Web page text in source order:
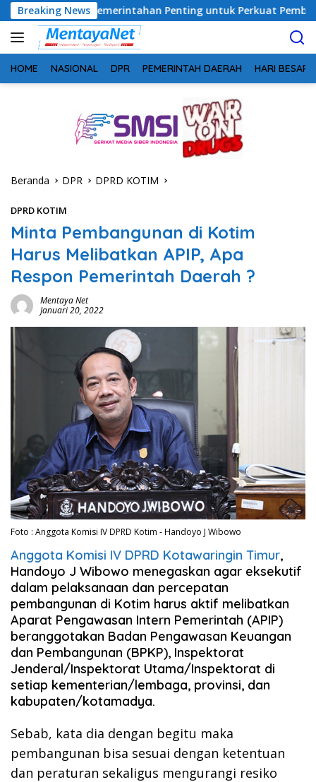
Langsung
ke
konten
Breaking NewsPenting untuk Perkuat Pembangunan Desa
HOME NASIONAL DPR PEMERINTAH DAERAH HARI BESAR
Beranda DPR DPRD KOTIM
DPRD KOTIM
Minta Pembangunan di Kotim
Harus Melibatkan APIP, Apa
Respon Pemerintah Daerah ?
Mentaya Net
Januari 20, 2022
Foto : Anggota Komisi IV DPRD Kotim - Handoyo J Wibowo
Anggota Komisi IV DPRD Kotawaringin Timur,
Handoyo J Wibowo menegaskan agar eksekutif
dalam pelaksanaan dan percepatan
pembangunan di Kotim harus aktif melibatkan
Aparat Pengawasan Intern Pemerintah (APIP)
beranggotakan Badan Pengawasan Keuangan
dan Pembangunan (BPKP), Inspektorat
Jenderal/Inspektorat Utama/Inspektorat di
setiap kementerian/lembaga, provinsi, dan
kabupaten/kotamadya.
Sebab, kata dia dengan begitu maka
pembangunan bisa sesuai dengan ketentuan
dan peraturan sekaligus mengurangi resiko